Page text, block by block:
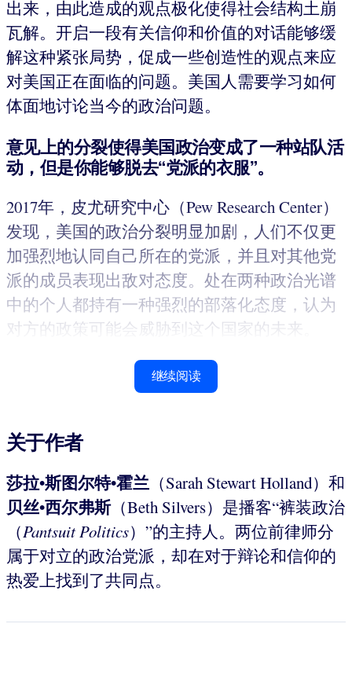
出来，由此造成的观点极化使得社会结构土崩
瓦解。开启一段有关信仰和价值的对话能够缓
解这种紧张局势，促成一些创造性的观点来应
对美国正在面临的问题。美国人需要学习如何
体面地讨论当今的政治问题。
意见上的分裂使得美国政治变成了一种站队活
动，但是你能够脱去“党派的衣服”。
2017年，皮尤研究中心（Pew Research Center）
发现，美国的政治分裂明显加剧，人们不仅更
加强烈地认同自己所在的党派，并且对其他党
派的成员表现出敌对态度。处在两种政治光谱
中的个人都持有一种强烈的部落化态度，认为
对方的政策可能会威胁到这个国家的未来。
继续阅读
关于作者
莎拉•斯图尔特•霍兰 （Sarah Stewart Holland）和
贝丝•西尔弗斯（Beth Silvers）是播客“裤装政治
（Pantsuit Politics）”的主持人。两位前律师分
属于对立的政治党派，却在对于辩论和信仰的
热爱上找到了共同点。